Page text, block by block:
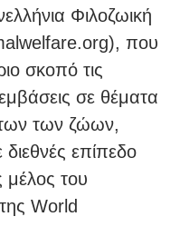
Φιλοζωική
που
σκοπό τις
σε θέματα
των ζώων,
επίπεδο
μέλος του
World